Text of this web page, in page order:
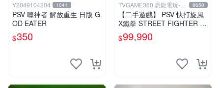
Y2049104204 1041
PSV 噬神者 解放重生 日版 G
OD EATER
$350
TVGAME360 恐龍電玩-台
中店
8650
【二手遊戲】 PSV 快打旋風
X鐵拳 STREET FIGHTER X
TEKKEN 中文版 【台中恐龍
電玩】
$99,990